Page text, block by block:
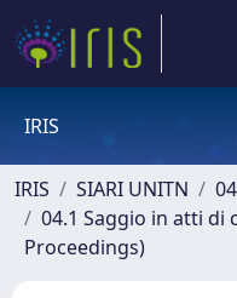
IRIS
IRIS SIARI UNITN
04.1 Saggio in atti di
Proceedings)